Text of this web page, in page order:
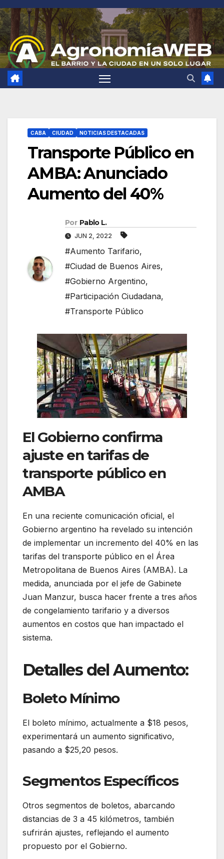
Saltar
al
contenido
CABA CIUDAD NOTICIAS DESTACADAS
Transporte Público en
AMBA: Anunciado
Aumento del 40%
Por Pablo L.
JUN 2, 2022
#Aumento Tarifario,
#Ciudad de Buenos Aires,
#Gobierno Argentino,
#Participación Ciudadana,
#Transporte Público
El Gobierno confirma
ajuste en tarifas de
transporte público en
AMBA
En una reciente comunicación oficial, el
Gobierno argentino ha revelado su intención
de implementar un incremento del 40% en las
tarifas del transporte público en el Área
Metropolitana de Buenos Aires (AMBA). La
medida, anunciada por el jefe de Gabinete
Juan Manzur, busca hacer frente a tres años
de congelamiento tarifario y a diversos
aumentos en costos que han impactado el
sistema.
Detalles del Aumento:
Boleto Mínimo
El boleto mínimo, actualmente a $18 pesos,
experimentará un aumento significativo,
pasando a $25,20 pesos.
Segmentos Específicos
Otros segmentos de boletos, abarcando
distancias de 3 a 45 kilómetros, también
sufrirán ajustes, reflejando el aumento
propuesto por el Gobierno.